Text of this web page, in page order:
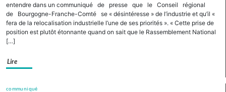
autres
Régions,
la
entendre dans un communiqué de presse que le Conseil régional
de Bourgogne-Franche-Comté se « désintéresse » de l’industrie et qu’il «
fera de la relocalisation industrielle l’une de ses priorités ». « Cette prise de
position est plutôt étonnante quand on sait que le Rassemblement National
[…]
Lire
communiqué